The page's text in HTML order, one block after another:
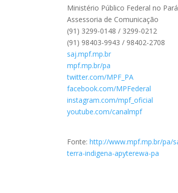
Ministério Público Federal no Pará
Assessoria de Comunicação
(91) 3299-0148 / 3299-0212
(91) 98403-9943 / 98402-2708
saj.mpf.mp.br
mpf.mp.br/pa
twitter.com/MPF_PA
facebook.com/MPFederal
instagram.com/mpf_oficial
youtube.com/canalmpf
Fonte:http://www.mpf.mp.br/pa/
terra-indigena-apyterewa-pa